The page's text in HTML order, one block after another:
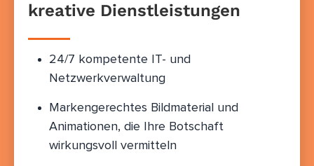
kreative Dienstleistungen
24/7 kompetente IT- und
Netzwerkverwaltung
Markengerechtes Bildmaterial und
Animationen, die Ihre Botschaft
wirkungsvoll vermitteln